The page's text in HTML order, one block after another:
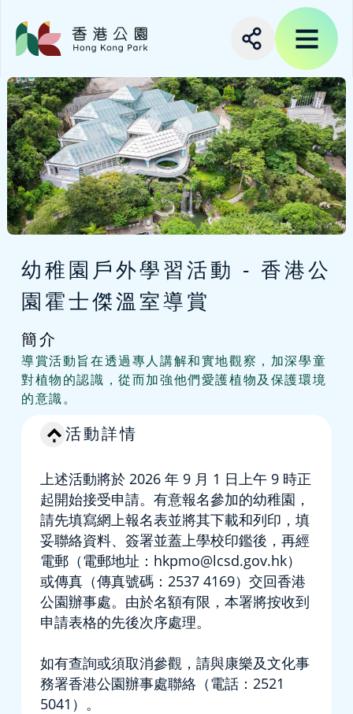
幼稚園戶外學習活動 - 香港公
園霍士傑溫室導賞
簡介
導賞活動旨在透過專人講解和實地觀察，加深學童
對植物的認識，從而加強他們愛護植物及保護環境
的意識。
活動詳情
上述活動將於 2026 年 9 月 1 日上午 9 時正
起開始接受申請。有意報名參加的幼稚園，
請先填寫網上報名表並將其下載和列印，填
妥聯絡資料、簽署並蓋上學校印鑑後，再經
電郵（電郵地址：hkpmo@lcsd.gov.hk）
或傳真（傳真號碼：2537 4169）交回香港
公園辦事處。由於名額有限，本署將按收到
申請表格的先後次序處理。
如有查詢或須取消參觀，請與康樂及文化事
務署香港公園辦事處聯絡（電話：2521
5041）。